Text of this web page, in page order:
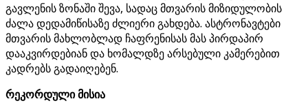
გავლენის ზონაში შევა, სადაც მთვარის მიზიდულობის
ძალა დედამიწისაზე ძლიერი გახდება. ასტრონავტები
მთვარის მახლობლად ჩაფრენისას მას პირდაპირ
დააკვირდებიან და ხომალდზე არსებული კამერებით
კადრებს გადაიღებენ.
რეკორდული მისია